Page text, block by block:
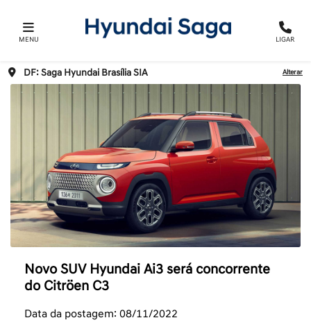
MENU LIGAR
DF: Saga Hyundai Brasília SIA Alterar
Novo SUV Hyundai Ai3 será concorrente
do Citröen C3
Data da postagem: 08/11/2022